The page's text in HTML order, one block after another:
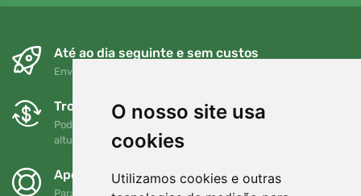
O nosso site usa
cookies
Utilizamos cookies e outras
Até ao dia seguinte e sem custos
Envio gratuito para encomendas superiores a 80 EUR
Trocas e devoluções gratuitas
Pode devolver ou trocar a sua encomenda em qualquer
altura no prazo de 90 dias
Apoiamos a Trees.org
Para cada encomenda plantamos uma árvore! Leia mais